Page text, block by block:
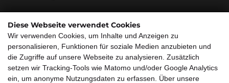
Zweigstelle Salzburg
Innsbrucker Bundesstraße 85
5020 Salzburg
+43 662 882213 0
salzburg@lwb.at
Diese Webseite verwendet Cookies
Wir verwenden Cookies, um Inhalte und Anzeigen zu
personalisieren, Funktionen für soziale Medien anzubieten und
die Zugriffe auf unsere Webseite zu analysieren. Zusätzlich
setzen wir Tracking-Tools wie Matomo und/oder Google Analytics
ein, um anonyme Nutzungsdaten zu erfassen. Über unsere